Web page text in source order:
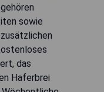
sowie
das
Haferbrei